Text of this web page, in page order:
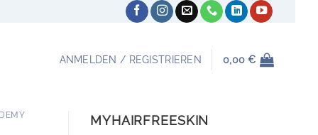
ANMELDEN / REGISTRIEREN 0,00€
MYHAIRFREESKIN